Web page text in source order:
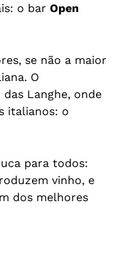
o bar Open
se não a maior
O
Langhe, onde
italianos: o
para todos:
vinho, e
dos melhores